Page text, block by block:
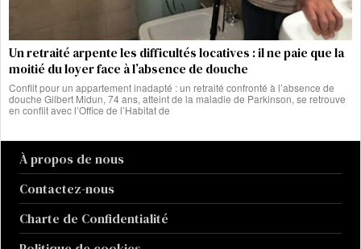
Un retraité arpente les difficultés locatives : il ne paie que la
moitié du loyer face à l’absence de douche
Conflit pour un appartement inadapté : un retraité confronté à l’absence de
douche Gilbert Midun, 74 ans, atteint de la maladie de Parkinson, se retrouve
en conflit avec l’Office de l’Habitat de
À propos de nous
Contactez-nous
Charte de Confidentialité